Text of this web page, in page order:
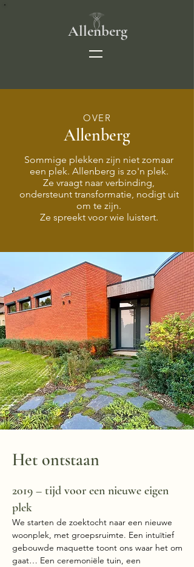
Allenberg
OVER
Allenberg
Sommige plekken zijn niet zomaar
een plek. Allenberg is zo'n plek.
Ze vraagt naar verbinding,
ondersteunt transformatie, nodigt uit
om te zijn.
Ze spreekt voor wie luistert.
01
Het ontstaan
2019 – tijd voor een nieuwe eigen
plek
We starten de zoektocht naar een nieuwe
woonplek, met groepsruimte. Een intuïtief
gebouwde maquette toont ons waar het om
gaat… Een ceremoniële tuin, een